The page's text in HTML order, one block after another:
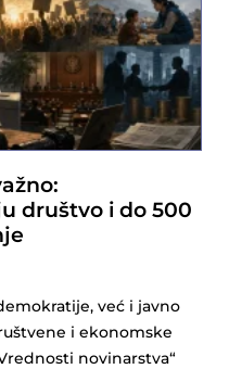
društvo i do 500
već i javno
i ekonomske
novinarstva“